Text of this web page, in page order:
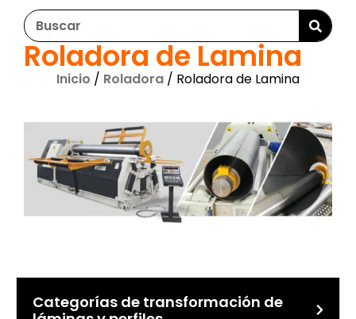
Roladora de Lamina
Inicio / Roladora / Roladora de Lamina
Categorías de transformación de